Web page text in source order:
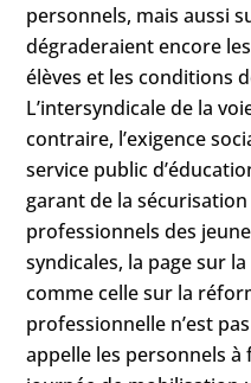
personnels, mais aussi
dégraderaient encore
élèves et les conditions
L’intersyndicale de la
contraire, l’exigence
service public
garant de la
professionnels des
syndicales, la page sur
comme celle sur la
professionnelle n’est
appelle les personnels